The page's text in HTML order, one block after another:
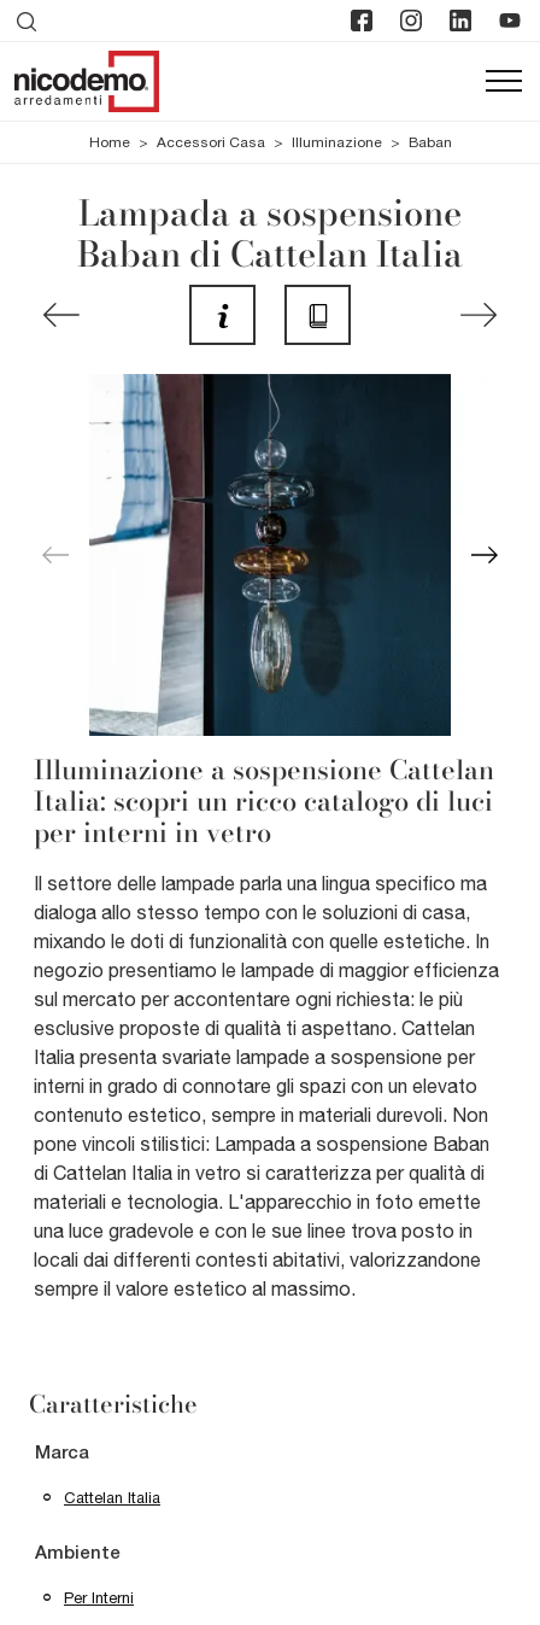
Home > Accessori Casa > Illuminazione > Baban
Lampada a sospensione
Baban di Cattelan Italia
Illuminazione a sospensione Cattelan
Italia: scopri un ricco catalogo di luci
per interni in vetro
Il settore delle lampade parla una lingua specifico ma
dialoga allo stesso tempo con le soluzioni di casa,
mixando le doti di funzionalità con quelle estetiche. In
negozio presentiamo le lampade di maggior efficienza
sul mercato per accontentare ogni richiesta: le più
esclusive proposte di qualità ti aspettano. Cattelan
Italia presenta svariate lampade a sospensione per
interni in grado di connotare gli spazi con un elevato
contenuto estetico, sempre in materiali durevoli. Non
pone vincoli stilistici: Lampada a sospensione Baban
di Cattelan Italia in vetro si caratterizza per qualità di
materiali e tecnologia. L'apparecchio in foto emette
una luce gradevole e con le sue linee trova posto in
locali dai differenti contesti abitativi, valorizzandone
sempre il valore estetico al massimo.
Caratteristiche
Marca
Cattelan Italia
Ambiente
Per Interni